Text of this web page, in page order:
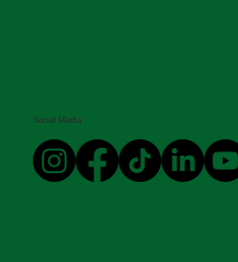
Social Media